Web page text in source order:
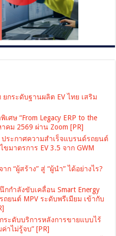
กระดับฐานผลิต EV ไทย เสริม
ศษ “From Legacy ERP to the
คม 2569 ผ่าน Zoom [PR]
ระกาศความสำเร็จแบรนด์รถยนต์
มาตรการ EV 3.5 จาก GWM
“ผู้สร้าง” สู่ “ผู้นำ” ได้อย่างไร?
กกำลังขับเคลื่อน Smart Energy
รถยนต์ MPV ระดับพรีเมียม เข้ากับ
ระดับบริการหลังการขายแบบไร้
าไม่รู้จบ” [PR]